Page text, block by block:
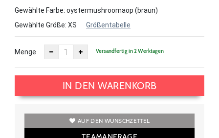
Gewählte Farbe: oystermushroomaop (braun)
Gewählte Größe: XS Größentabelle
Menge Versandfertig in 2 Werktagen
IN DEN WARENKORB
AUF DEN WUNSCHZETTEL